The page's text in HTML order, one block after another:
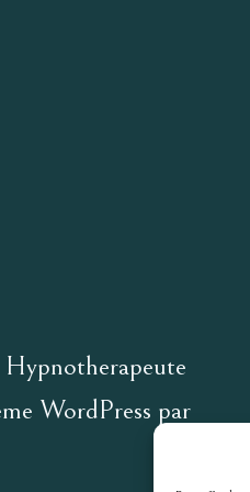
WordPress par